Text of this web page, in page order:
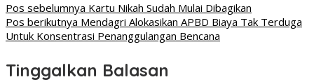
Pos sebelumnya Kartu Nikah Sudah Mulai Dibagikan
Pos berikutnya Mendagri Alokasikan APBD Biaya Tak Terduga
Untuk Konsentrasi Penanggulangan Bencana
Tinggalkan Balasan